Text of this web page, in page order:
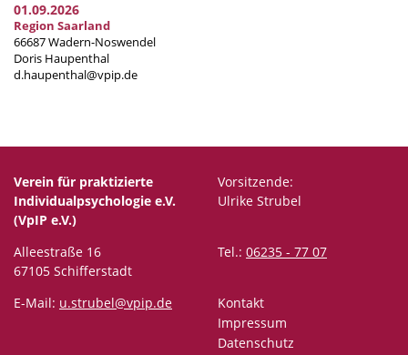
01.09.2026
Region Saarland
66687 Wadern-Noswendel
Doris Haupenthal
d.haupenthal@vpip.de
Verein für praktizierte
Individualpsychologie e.V.
(VpIP e.V.)
Vorsitzende:
Ulrike Strubel
Alleestraße 16
67105 Schifferstadt
Tel.: 06235 - 77 07
E-Mail: u.strubel@vpip.de
Kontakt
Impressum
Datenschutz